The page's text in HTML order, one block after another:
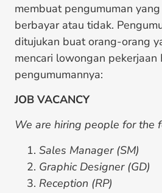
membuat pengumuman
berbayar atau tidak.
ditujukan buat orang-orang
mencari lowongan pekerjaan
pengumumannya:
JOB VACANCY
We are hiring people for the
Sales Manager (SM)
Graphic Designer (GD)
Reception (RP)